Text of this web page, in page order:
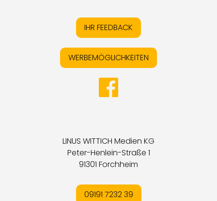
IHR FEEDBACK
WERBEMÖGLICHKEITEN
LINUS WITTICH Medien KG
Peter-Henlein-Straße 1
91301 Forchheim
09191 7232 39